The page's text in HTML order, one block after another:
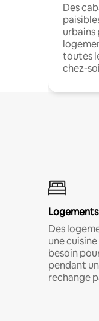
Des
urbains
toutes
chez-
Des
une
besoin
pendant
rechange